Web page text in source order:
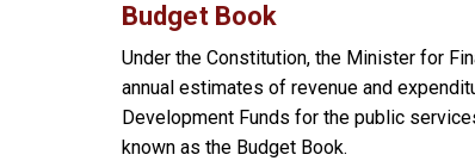
Budget Book
Under the Constitution, the Minister for
annual estimates of revenue and
Development Funds for the public
known as the Budget Book.